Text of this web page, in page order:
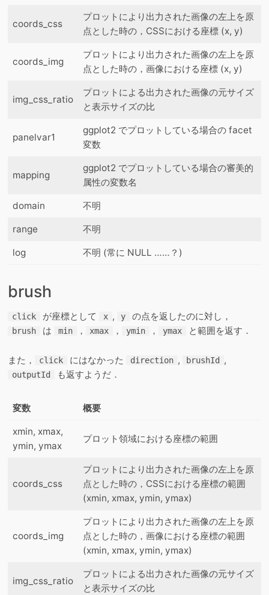
coords_css
プロットにより出力された画像の左上を原
点とした時の，CSSにおける座標 (x, y)
coords_img
プロットにより出力された画像の左上を原
点とした時の，画像における座標 (x, y)
img_css_ratio
プロットによる出力された画像の元サイズ
と表示サイズの比
panelvar1
ggplot2 でプロットしている場合の facet
変数
mapping
ggplot2 でプロットしている場合の審美的
属性の変数名
domain 不明
range 不明
log 不明 (常に NULL ……？)
brush
click が座標として x , y の点を返したのに対し，
brush は min ， xmax ， ymin ， ymax と範囲を返す．
また， click にはなかった direction , brushId ,
outputId も返すようだ．
変数 概要
xmin, xmax,
ymin, ymax
プロット領域における座標の範囲
coords_css
プロットにより出力された画像の左上を原
点とした時の，CSSにおける座標の範囲
(xmin, xmax, ymin, ymax)
coords_img
プロットにより出力された画像の左上を原
点とした時の，画像における座標の範囲
(xmin, xmax, ymin, ymax)
img_css_ratio
プロットによる出力された画像の元サイズ
と表示サイズの比